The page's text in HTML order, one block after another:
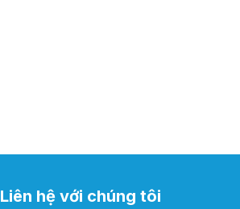
Liên hệ với chúng tôi